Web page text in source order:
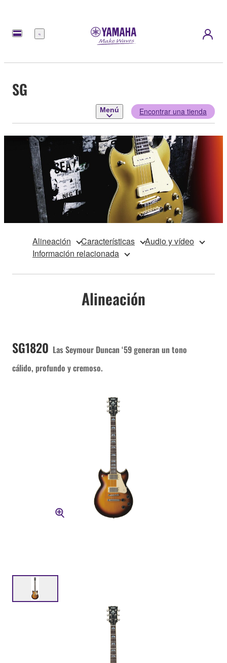
Menú
SG
Menú Encontrar una tienda
Alineación Características
Audio y vídeo
Información relacionada
Alineación
SG1820 Las Seymour Duncan ‘59 generan un tono
cálido, profundo y cremoso.